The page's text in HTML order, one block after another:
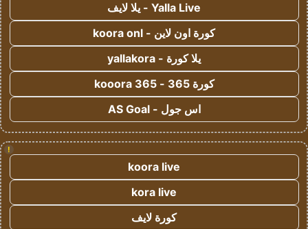
Yalla Live - يلا لايف
كورة اون لاين - koora onl
يلا كورة - yallakora
كورة 365 - kooora 365
اس جول - AS Goal
!
koora live
kora live
كورة لايف